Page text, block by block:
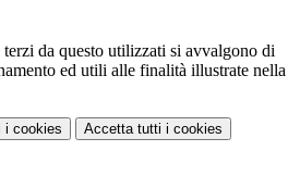
da questo utilizzati si avvalgono di
ed utili alle finalità illustrate nella
i cookies Accetta tutti i cookies